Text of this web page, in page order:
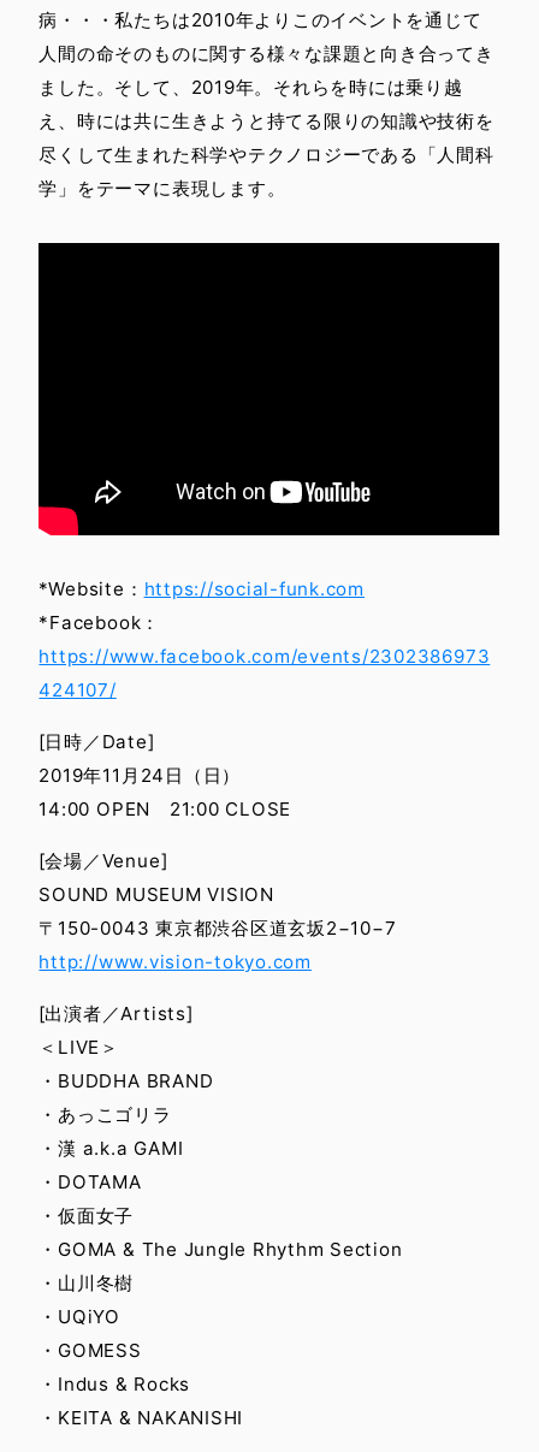
病・・・私たちは2010年よりこのイベントを通じて
人間の命そのものに関する様々な課題と向き合ってき
ました。そして、2019年。それらを時には乗り越
え、時には共に生きようと持てる限りの知識や技術を
尽くして生まれた科学やテクノロジーである「人間科
学」をテーマに表現します。
＜After Movie＞
*Website： https://social-funk.com
*Facebook：
https://www.facebook.com/events/2302386973
424107/
[日時／Date]
2019年11月24日（日）
14:00 OPEN 21:00 CLOSE
[会場／Venue]
SOUND MUSEUM VISION
〒150-0043 東京都渋谷区道玄坂2−10−7
http://www.vision-tokyo.com
[出演者／Artists]
＜LIVE＞
・BUDDHA BRAND
・あっこゴリラ
・漢 a.k.a GAMI
・DOTAMA
・仮面女子
・GOMA & The Jungle Rhythm Section
・山川冬樹
・UQiYO
・GOMESS
・Indus & Rocks
・KEITA & NAKANISHI